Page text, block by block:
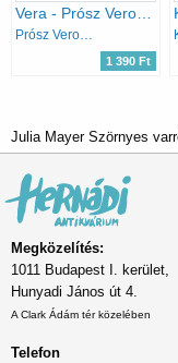
Prósz Veronika
1 390 Ft
Julia Mayer Szörnyes
Megközelítés:
1011 Budapest I. kerület,
Hunyadi János út 4.
A Clark Ádám tér közelében
Telefon